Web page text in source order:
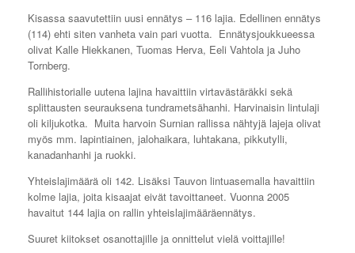
Kisassa saavutettiin uusi ennätys – 116 lajia. Edellinen ennätys
(114) ehti siten vanheta vain pari vuotta. Ennätysjoukkueessa
olivat Kalle Hiekkanen, Tuomas Herva, Eeli Vahtola ja Juho
Tornberg.
Rallihistorialle uutena lajina havaittiin virtavästäräkki sekä
splittausten seurauksena tundrametsähanhi. Harvinaisin lintulaji
oli kiljukotka. Muita harvoin Surnian rallissa nähtyjä lajeja olivat
myös mm. lapintiainen, jalohaikara, luhtakana, pikkutylli,
kanadanhanhi ja ruokki.
Yhteislajimäärä oli 142. Lisäksi Tauvon lintuasemalla havaittiin
kolme lajia, joita kisaajat eivät tavoittaneet. Vuonna 2005
havaitut 144 lajia on rallin yhteislajimääräennätys.
Suuret kiitokset osanottajille ja onnittelut vielä voittajille!